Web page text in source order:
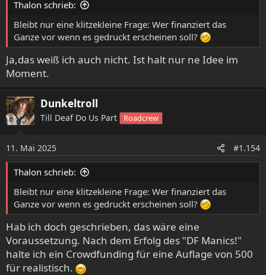
Thalon schrieb:
Bleibt nur eine klitzekleine Frage: Wer finanziert das
Ganze vor wenn es gedruckt erscheinen soll?
Ja,das weiß ich auch nicht. Ist halt nur ne Idee im
Moment.
Dunkeltroll
Till Deaf Do Us Part Roadcrew
11. Mai 2025 #1.154
Thalon schrieb:
Bleibt nur eine klitzekleine Frage: Wer finanziert das
Ganze vor wenn es gedruckt erscheinen soll?
Hab ich doch geschrieben, das wäre eine
Voraussetzung. Nach dem Erfolg des "DF Manics!"
halte ich ein Crowdfunding für eine Auflage von 500
für realistisch.